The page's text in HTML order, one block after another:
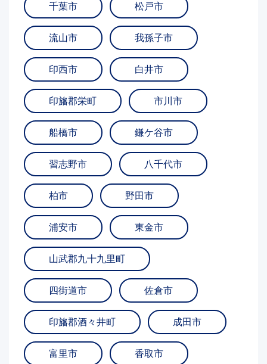
千葉市 松戸市
流山市 我孫子市
印西市 白井市
印旛郡栄町 市川市
船橋市 鎌ケ谷市
習志野市 八千代市
柏市 野田市
浦安市 東金市
山武郡九十九里町
四街道市 佐倉市
印旛郡酒々井町 成田市
富里市 香取市